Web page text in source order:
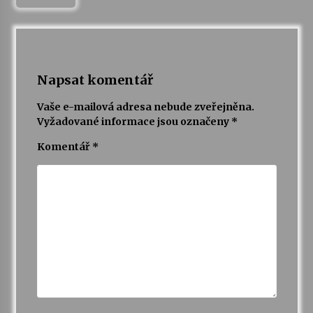
Napsat komentář
Vaše e-mailová adresa nebude zveřejněna.
Vyžadované informace jsou označeny *
Komentář *